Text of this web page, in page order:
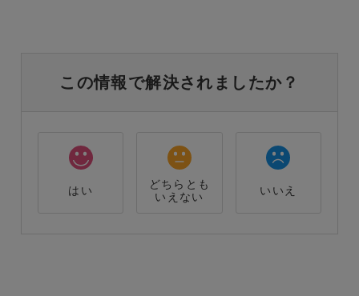
この情報で解決されましたか？
はい
どちらとも
いえない
いいえ